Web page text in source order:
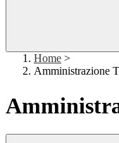
Home >
Amministrazione